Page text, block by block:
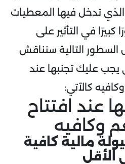
تدخل فيها المعطيات
كبيرًا في التأثير على
السطور التالية سنناقش
يجب عليك تجنبها عند
كالآتي:
عند افتتاح
وكافيه
مالية كافية
الأقل